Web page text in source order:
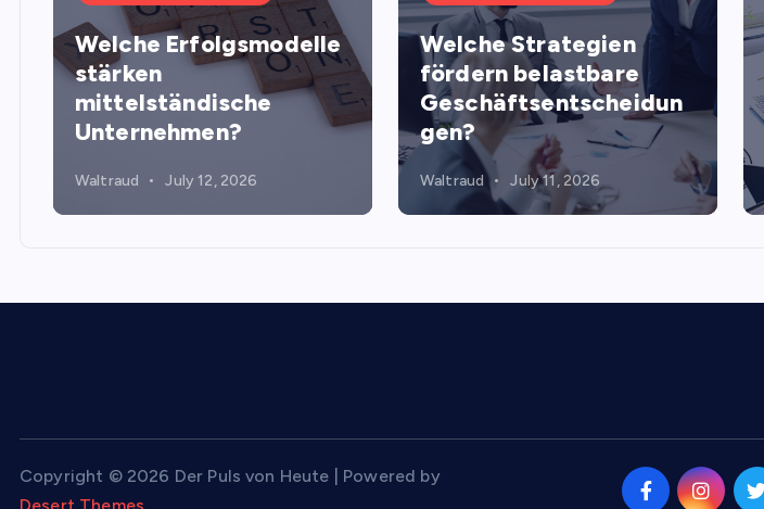
Welche Erfolgsmodelle
stärken
mittelständische
Unternehmen?
Waltraud July 12, 2026
Welche Strategien
fördern belastbare
Geschäftsentscheidun
gen?
Waltraud July 11, 2026
Copyright © 2026 Der Puls von Heute | Powered by
Desert Themes